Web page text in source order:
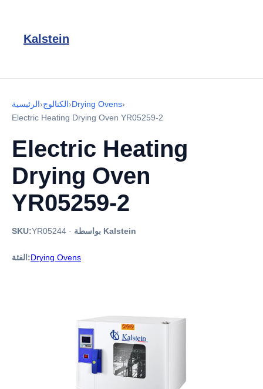
Kalstein
الرئيسية›الكتالوج›Drying Ovens›
Electric Heating Drying Oven YR05259-2
Electric Heating
Drying Oven
YR05259-2
SKU:YR05244 · بواسطة Kalstein
الفئة:Drying Ovens